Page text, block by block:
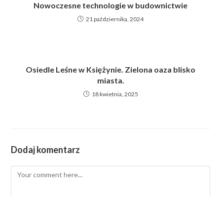
Nowoczesne technologie w budownictwie
21 października, 2024
Osiedle Leśne w Księżynie. Zielona oaza blisko
miasta.
18 kwietnia, 2025
Dodaj komentarz